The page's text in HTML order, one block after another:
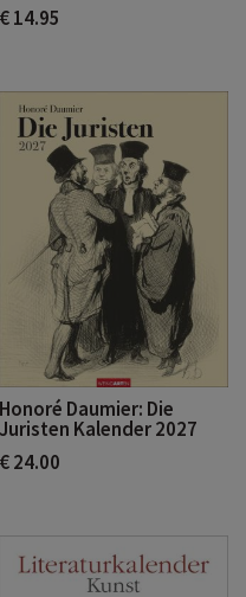
€ 14.95
Honoré Daumier: Die
Juristen Kalender 2027
€ 24.00